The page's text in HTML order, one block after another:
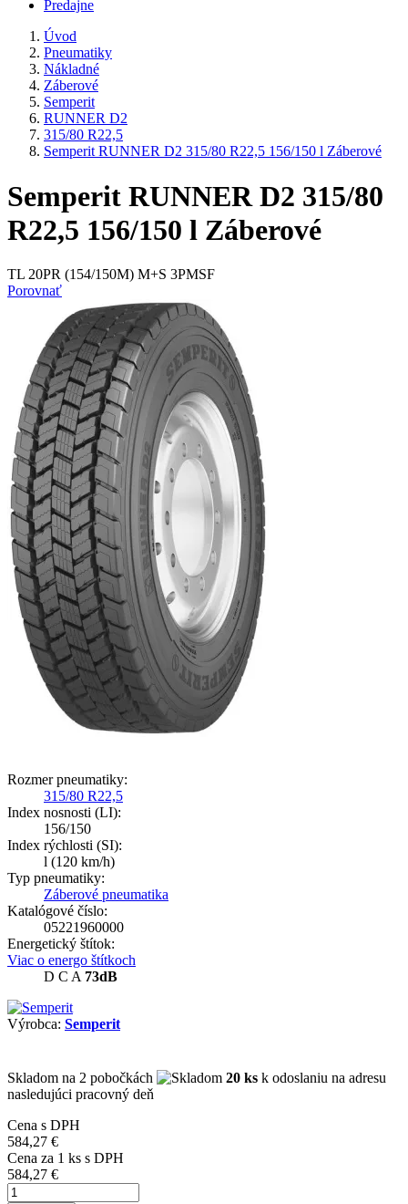
Predajne
Úvod
Pneumatiky
Nákladné
Záberové
Semperit
RUNNER D2
315/80 R22,5
Semperit RUNNER D2 315/80 R22,5 156/150 l Záberové
Semperit RUNNER D2 315/80
R22,5 156/150 l Záberové
TL 20PR (154/150M) M+S 3PMSF
Porovnať
Rozmer pneumatiky:
315/80 R22,5
Index nosnosti (LI):
156/150
Index rýchlosti (SI):
l (120 km/h)
Typ pneumatiky:
Záberové pneumatika
Katalógové číslo:
05221960000
Energetický štítok:
Viac o energo štítkoch
D C A 73dB
Výrobca: Semperit
Skladom na 2 pobočkách 20 ks k odoslaniu na adresu
nasledujúci pracovný deň
Cena s DPH
584,27 €
Cena za 1 ks s DPH
584,27 €